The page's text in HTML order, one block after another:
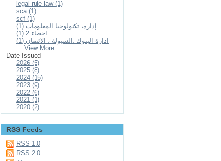
legal rule law (1)
sca (1)
scf (1)
إدارة، تكنولوجيا المعلومات (1)
احصاء 2 (1)
ادارة البنوك ،السيولة ، الائتمان (1)
... View More
Date Issued
2026 (5)
2025 (8)
2024 (15)
2023 (9)
2022 (6)
2021 (1)
2020 (2)
RSS Feeds
RSS 1.0
RSS 2.0